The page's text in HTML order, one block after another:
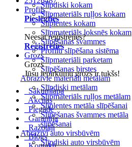
Slīpdiski kokam
Slīpmateriāls ruļļos kokam
Slīplentes kokam
Slīpmateriāls loksnēs kokam
Slīpēšanas švammes
Profilu slīpēšana sistēma
Slīpmateriāli parketam
Slīpēšanas birstes
Abrazīvie materiāli metālam
Slīpdiski metālam
Slīpmateriāls ruļļos metālam
Slīplentes metāla slīpēšanai
Slīpēšanas švammes metāla
slīpēšanai
Abrazīvi auto virsbūvēm
Slīpdiski auto virsbūvēm
Profils
Pieslēgties
Neesat reģistrējies?
Reģistrēties
Grozs
Grozs
Jūsu iepirkumu grozs ir tukšs!
Sākumlapa
Akcijas
Piegāde
Garantija
Ražotāji
Blogs